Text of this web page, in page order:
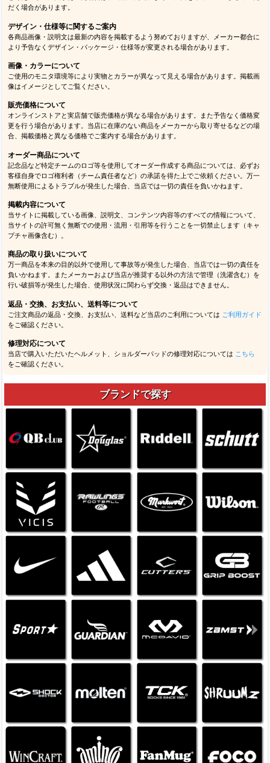
だく場合があります。
デザイン・仕様等に関するご案内
各商品画像・説明文は最新の内容を掲載するよう努めておりますが、メーカー都合に
より予告なくデザイン・パッケージ・仕様等が変更される場合があります。
画像・カラーについて
ご使用のモニタ環境等により実物とカラーが異なって見える場合があります。掲載画
像はイメージとしてご覧ください。
販売価格について
オンラインストアと実店舗で販売価格が異なる場合があります。また予告なく価格変
更を行う場合があります。当店に在庫のない商品をメーカーから取り寄せるなどの場
合、掲載価格と異なる価格でご案内する場合があります。
オーダー商品について
記念品など特定チームのロゴ等を使用してオーダー作成する商品については、必ずお
客様自身でロゴ権利者（チーム責任者など）の承諾を得た上でご依頼ください。万一
無断使用によるトラブルが発生した場合、当店では一切の責任を負いかねます。
掲載内容について
当サイトに掲載している画像、説明文、コンテンツ内容等のすべての情報について、
当サイトの許可無く無断での使用・流用・引用等を行うことを一切禁止します（キャ
プチャ画像含む）。
商品の取り扱いについて
万一商品を本来の目的以外で使用して事故等が発生した場合、当店では一切の責任を
負いかねます。またメーカーおよび当店が推奨する以外の方法で管理（洗濯含む）を
行い破損等が発生した場合、使用状況に関わらず交換・返品はできません。
返品・交換、お支払い、送料等について
ご注文商品の返品・交換、お支払い、送料など当店のご利用については ご利用ガイド
をご確認ください。
修理対応について
当店で購入いただいたヘルメット、ショルダーパッドの修理対応については こちら
をご確認ください。
ブランドで探す